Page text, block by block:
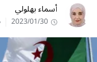
أسماء بهلولي
2023/01/30